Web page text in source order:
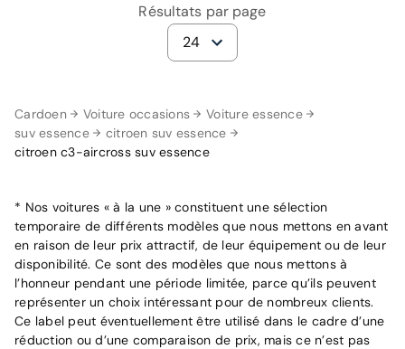
Cardoen Voiture occasions
Voiture essence
suv essence
citroen suv essence
citroen c3-aircross suv essence
Résultats par page
24
* Nos voitures « à la une » constituent une sélection
temporaire de différents modèles que nous mettons en avant
en raison de leur prix attractif, de leur équipement ou de leur
disponibilité. Ce sont des modèles que nous mettons à
l’honneur pendant une période limitée, parce qu’ils peuvent
représenter un choix intéressant pour de nombreux clients.
Ce label peut éventuellement être utilisé dans le cadre d’une
réduction ou d’une comparaison de prix, mais ce n’est pas